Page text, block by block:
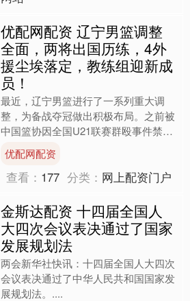
优配网配资 辽宁男篮调整
全面，两将出国历练，4外
援尘埃落定，教练组迎新成
员！
最近，辽宁男篮进行了一系列重大调
整，为备战夺冠做出积极布局。之前被
中国篮协因全国U21联赛群殴事件禁赛
三年的张峻豪与黄秋实，并没有在禁赛
期间沉沦，而是开始了海外....
优配网配资
查看： 177 分类： 网上配资门户
金斯达配资 十四届全国人
大四次会议表决通过了国家
发展规划法
两会新华社快讯：十四届全国人大四次
会议表决通过了中华人民共和国国家发
展规划法。....